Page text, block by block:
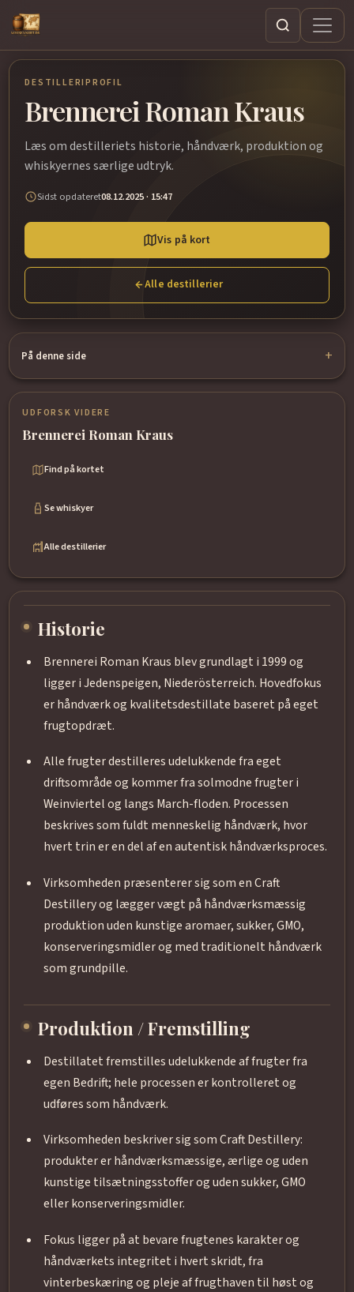
Søg
DESTILLERIPROFIL
Brennerei Roman Kraus
Læs om destilleriets historie, håndværk, produktion og
whiskyernes særlige udtryk.
Sidst opdateret08.12.2025 · 15:47
Vis på kort
Alle destillerier
På denne side
UDFORSK VIDERE
Brennerei Roman Kraus
Find på kortet
Se whiskyer
Alle destillerier
Historie
Brennerei Roman Kraus blev grundlagt i 1999 og
ligger i Jedenspeigen, Niederösterreich. Hovedfokus
er håndværk og kvalitetsdestillate baseret på eget
frugtopdræt.
Alle frugter destilleres udelukkende fra eget
driftsområde og kommer fra solmodne frugter i
Weinviertel og langs March-floden. Processen
beskrives som fuldt menneskelig håndværk, hvor
hvert trin er en del af en autentisk håndværksproces.
Virksomheden præsenterer sig som en Craft
Destillery og lægger vægt på håndværksmæssig
produktion uden kunstige aromaer, sukker, GMO,
konserveringsmidler og med traditionelt håndværk
som grundpille.
Produktion / Fremstilling
Destillatet fremstilles udelukkende af frugter fra
egen Bedrift; hele processen er kontrolleret og
udføres som håndværk.
Virksomheden beskriver sig som Craft Destillery:
produkter er håndværksmæssige, ærlige og uden
kunstige tilsætningsstoffer og uden sukker, GMO
eller konserveringsmidler.
Fokus ligger på at bevare frugtenes karakter og
håndværkets integritet i hvert skridt, fra
vinterbeskæring og pleje af frugthaven til høst og